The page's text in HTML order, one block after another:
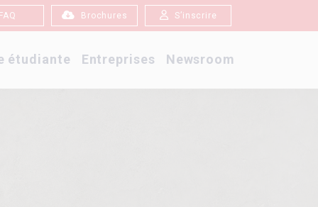
Brochures S’inscrire
étudiante Entreprises Newsroom